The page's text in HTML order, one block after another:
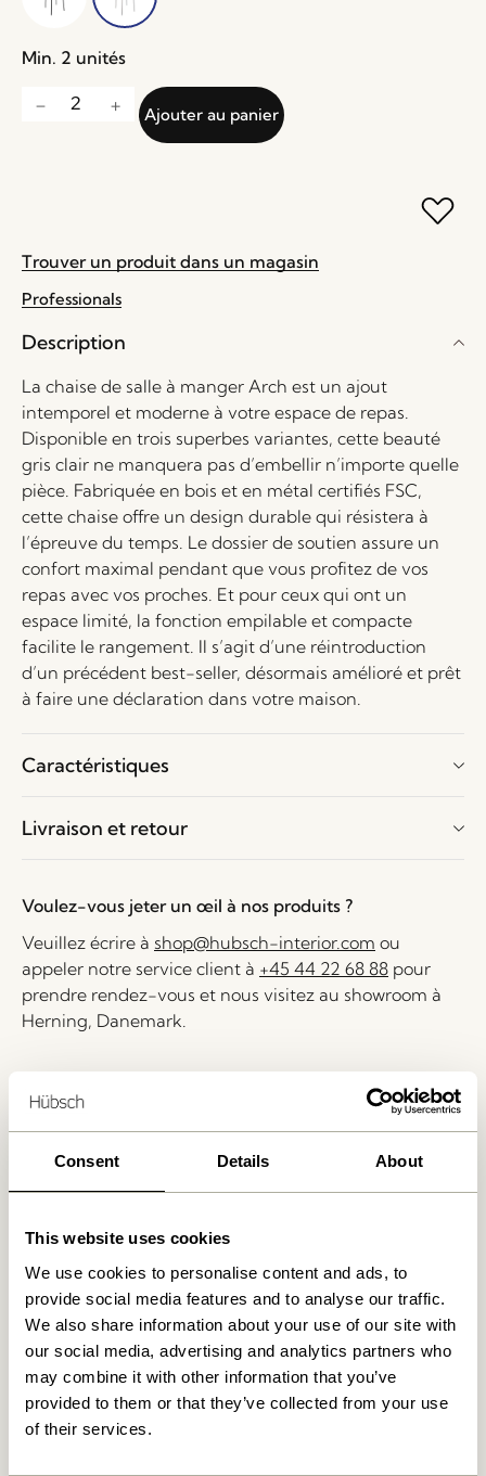
Consent Details About
This website uses cookies
We use cookies to personalise content and ads, to
provide social media features and to analyse our traffic.
We also share information about your use of our site with
our social media, advertising and analytics partners who
may combine it with other information that you’ve
provided to them or that they’ve collected from your use
of their services.
Min. 2 unités
Ajouter au panier
Trouver un produit dans un magasin
Professionals
Description
La chaise de salle à manger Arch est un ajout
intemporel et moderne à votre espace de repas.
Disponible en trois superbes variantes, cette beauté
gris clair ne manquera pas d’embellir n’importe quelle
pièce. Fabriquée en bois et en métal certifiés FSC,
cette chaise offre un design durable qui résistera à
l’épreuve du temps. Le dossier de soutien assure un
confort maximal pendant que vous profitez de vos
repas avec vos proches. Et pour ceux qui ont un
espace limité, la fonction empilable et compacte
facilite le rangement. Il s’agit d’une réintroduction
d’un précédent best-seller, désormais amélioré et prêt
à faire une déclaration dans votre maison.
Caractéristiques
Livraison et retour
Voulez-vous jeter un œil à nos produits ?
Veuillez écrire à shop@hubsch-interior.com ou
appeler notre service client à +45 44 22 68 88 pour
prendre rendez-vous et nous visitez au showroom à
Herning, Danemark.
Retour 30 jours
Livraison gratuite à partir de499 DKK*
Produits similaires